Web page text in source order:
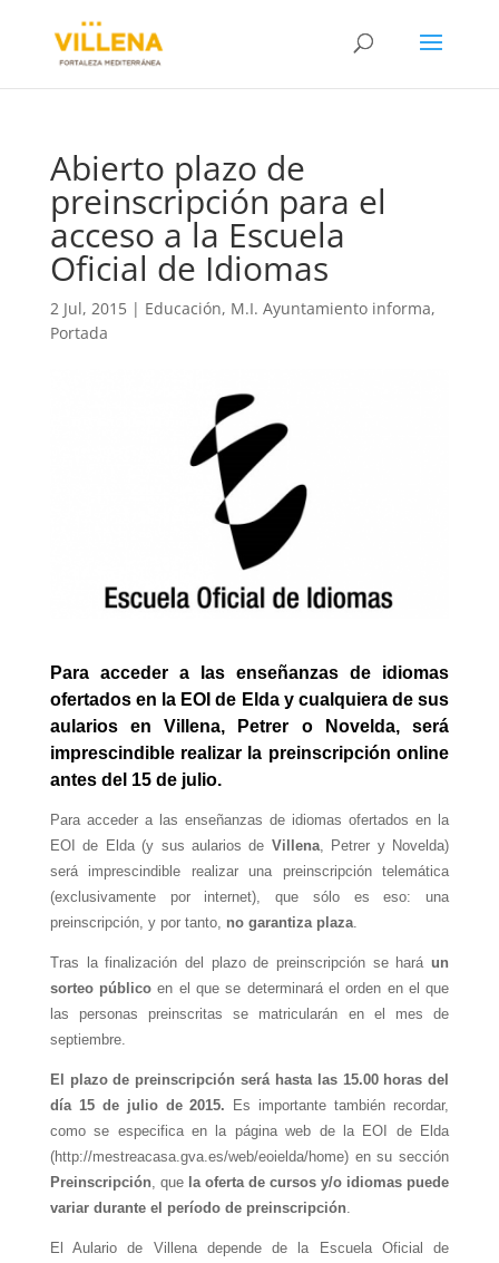
Abierto plazo de
preinscripción para el
acceso a la Escuela
Oficial de Idiomas
2 Jul, 2015| Educación, M.I. Ayuntamiento informa,
Portada
Para acceder a las enseñanzas de idiomas
ofertados en la EOI de Elda y cualquiera de sus
aularios en Villena, Petrer o Novelda, será
imprescindible realizar la preinscripción online
antes del 15 de julio.
Para acceder a las enseñanzas de idiomas ofertados en la
EOI de Elda (y sus aularios de Villena, Petrer y Novelda)
será imprescindible realizar una preinscripción telemática
(exclusivamente por internet), que sólo es eso: una
preinscripción, y por tanto, no garantiza plaza.
Tras la finalización del plazo de preinscripción se haráun
sorteo público en el que se determinará el orden en el que
las personas preinscritas se matricularán en el mes de
septiembre.
El plazo de preinscripción será hasta las 15.00 horas del
día 15 de julio de 2015.
Es importante también recordar,
como se especifica en la página web de la EOI de Elda
(http://mestreacasa.gva.es/web/eoielda/home) en su sección
Preinscripción , que la oferta de cursos y/o idiomas puede
variar durante el período de preinscripción
El Aulario de Villena depende de la Escuela Oficial de